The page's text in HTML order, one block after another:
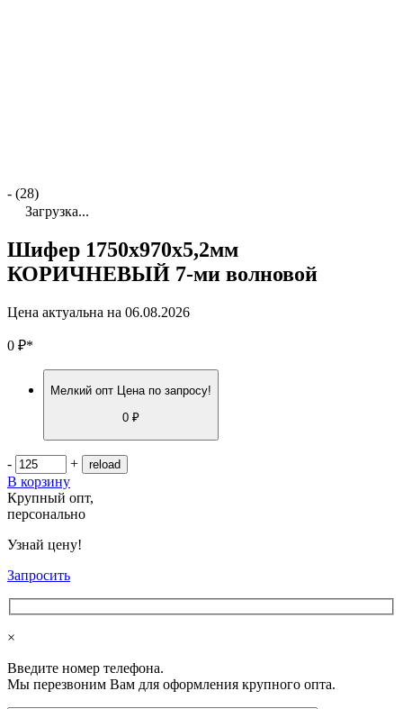
- (28)
Загрузка...
Шифер 1750х970х5,2мм
КОРИЧНЕВЫЙ 7-ми волновой
Цена актуальна на 06.08.2026
0 ₽*
Мелкий опт Цена по запросу!
0 ₽
-
+
В корзину
Крупный опт,
персонально
Узнай цену!
Запросить
×
Введите номер телефона.
Мы перезвоним Вам для оформления крупного опта.